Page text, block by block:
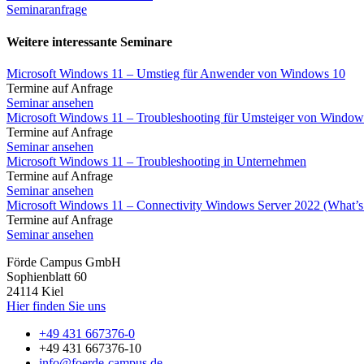
Seminaranfrage
Weitere interessante Seminare
Microsoft Windows 11 – Umstieg für Anwender von Windows 10
Termine auf Anfrage
Seminar ansehen
Microsoft Windows 11 – Troubleshooting für Umsteiger von
Termine auf Anfrage
Seminar ansehen
Microsoft Windows 11 – Troubleshooting in Unternehmen
Termine auf Anfrage
Seminar ansehen
Microsoft Windows 11 – Connectivity Windows Server 2022
Termine auf Anfrage
Seminar ansehen
Förde Campus GmbH
Sophienblatt 60
24114 Kiel
Hier finden Sie uns
+49 431 667376-0
+49 431 667376-10